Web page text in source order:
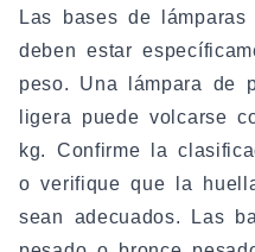
Las bases de
deben estar
peso. Una lámpara de
ligera puede volcarse
kg. Confirme la
o verifique que la
sean adecuados. Las